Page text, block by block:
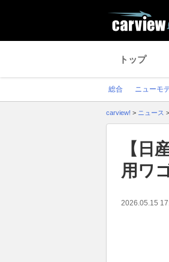
トップ
総合 ニューモ
carview! > ニュース >
【日
用ワ
2026.05.15